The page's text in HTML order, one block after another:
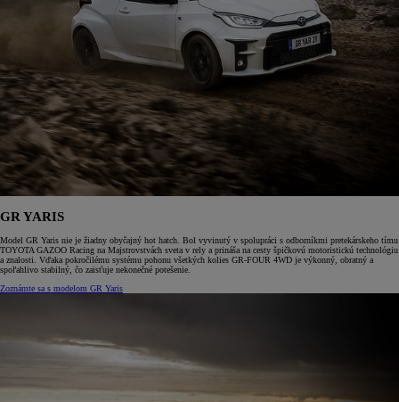
GR YARIS
Model GR Yaris nie je žiadny obyčajný hot hatch. Bol vyvinutý v spolupráci s odborníkmi pretekárskeho tímu
TOYOTA GAZOO Racing na Majstrovstvách sveta v rely a prináša na cesty špičkovú motoristickú technológiu
a znalosti. Vďaka pokročilému systému pohonu všetkých kolies GR-FOUR 4WD je výkonný, obratný a
spoľahlivo stabilný, čo zaisťuje nekonečné potešenie.
Zoznámte sa s modelom GR Yaris